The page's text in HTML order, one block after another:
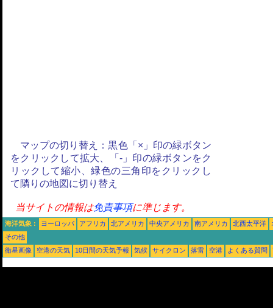
マップの切り替え：黒色「×」印の緑ボタン
をクリックして拡大、「-」印の緑ボタンをク
リックして縮小、緑色の三角印をクリックし
て隣りの地図に切り替え
当サイトの情報は免責事項に準じます。
海洋気象 : ヨーロッパ アフリカ 北アメリカ 中央アメリカ 南アメリカ 北西太平洋
その他
衛星画像
空港の天気 10日間の天気予報 気候 サイクロン 落雷 空港 よくある質問